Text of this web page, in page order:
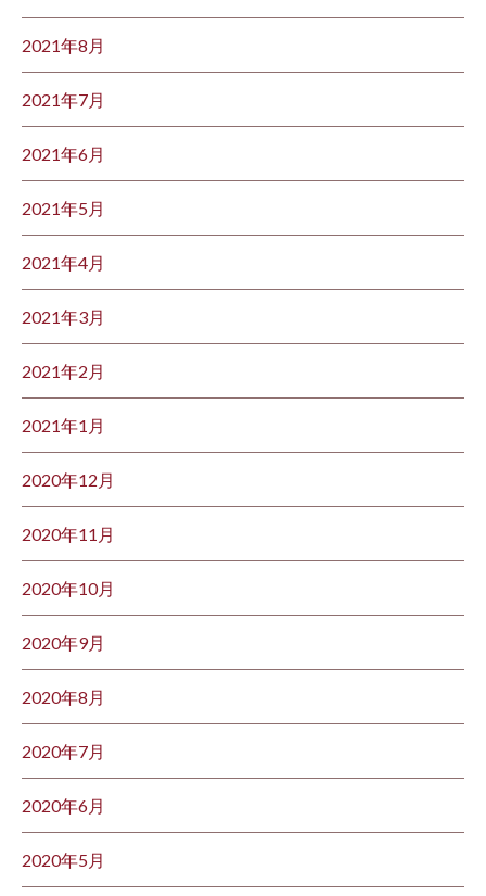
2021年8月
2021年7月
2021年6月
2021年5月
2021年4月
2021年3月
2021年2月
2021年1月
2020年12月
2020年11月
2020年10月
2020年9月
2020年8月
2020年7月
2020年6月
2020年5月